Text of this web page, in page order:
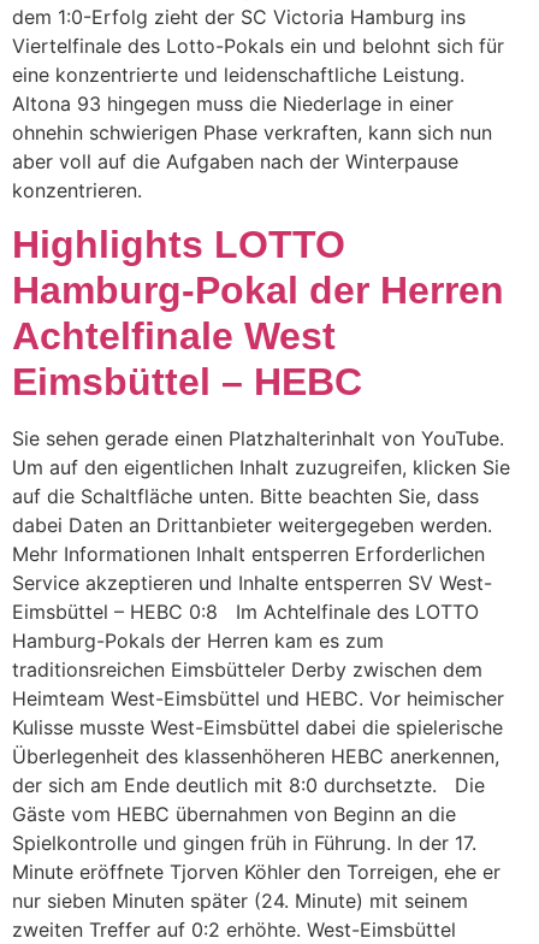
dem 1:0-Erfolg zieht der SC Victoria Hamburg ins
Viertelfinale des Lotto-Pokals ein und belohnt sich für
eine konzentrierte und leidenschaftliche Leistung.
Altona 93 hingegen muss die Niederlage in einer
ohnehin schwierigen Phase verkraften, kann sich nun
aber voll auf die Aufgaben nach der Winterpause
konzentrieren.
Highlights LOTTO
Hamburg-Pokal der Herren
Achtelfinale West
Eimsbüttel – HEBC
Sie sehen gerade einen Platzhalterinhalt von YouTube.
Um auf den eigentlichen Inhalt zuzugreifen, klicken Sie
auf die Schaltfläche unten. Bitte beachten Sie, dass
dabei Daten an Drittanbieter weitergegeben werden.
Mehr Informationen Inhalt entsperren Erforderlichen
Service akzeptieren und Inhalte entsperren SV West-
Eimsbüttel – HEBC 0:8 Im Achtelfinale des LOTTO
Hamburg-Pokals der Herren kam es zum
traditionsreichen Eimsbütteler Derby zwischen dem
Heimteam West-Eimsbüttel und HEBC. Vor heimischer
Kulisse musste West-Eimsbüttel dabei die spielerische
Überlegenheit des klassenhöheren HEBC anerkennen,
der sich am Ende deutlich mit 8:0 durchsetzte. Die
Gäste vom HEBC übernahmen von Beginn an die
Spielkontrolle und gingen früh in Führung. In der 17.
Minute eröffnete Tjorven Köhler den Torreigen, ehe er
nur sieben Minuten später (24. Minute) mit seinem
zweiten Treffer auf 0:2 erhöhte. West-Eimsbüttel